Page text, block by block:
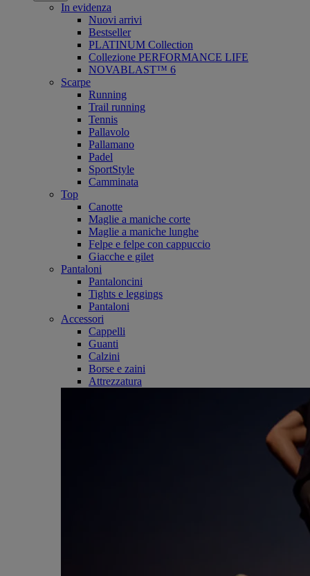
In evidenza
Nuovi arrivi
Bestseller
PLATINUM Collection
Collezione PERFORMANCE LIFE
NOVABLAST™ 6
Scarpe
Running
Trail running
Tennis
Pallavolo
Pallamano
Padel
SportStyle
Camminata
Top
Canotte
Maglie a maniche corte
Maglie a maniche lunghe
Felpe e felpe con cappuccio
Giacche e gilet
Pantaloni
Pantaloncini
Tights e leggings
Pantaloni
Accessori
Cappelli
Guanti
Calzini
Borse e zaini
Attrezzatura